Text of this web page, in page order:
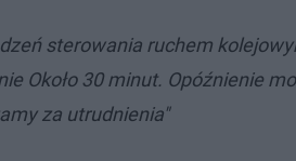
sterowania ruchem
Około 30 minut. Opóźnienie
za utrudnienia"